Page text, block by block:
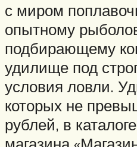
с миром
опытному
подбирающему
удилище под
условия ловли.
которых не
рублей, в